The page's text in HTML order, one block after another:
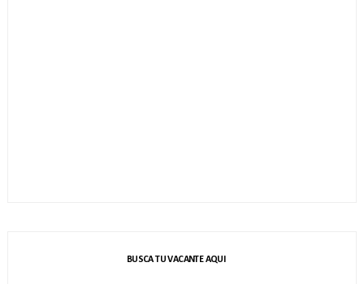
BUSCA TU VACANTE AQUI